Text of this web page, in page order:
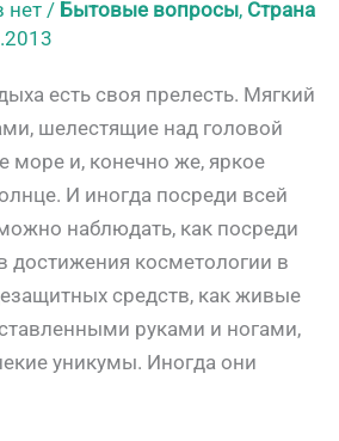
нет / Бытовые вопросы, Страна
есть своя прелесть. Мягкий
шелестящие над головой
море и, конечно же, яркое
И иногда посреди всей
наблюдать, как посреди
достижения косметологии в
средств, как живые
руками и ногами,
уникумы. Иногда они